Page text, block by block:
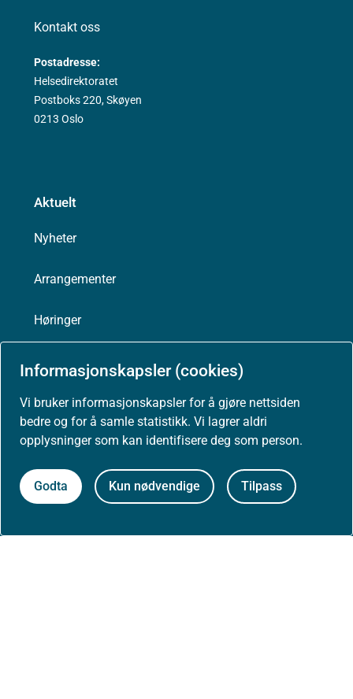
Informasjonskapsler (cookies)
Vi bruker informasjonskapsler for å gjøre nettsiden
bedre og for å samle statistikk. Vi lagrer aldri
opplysninger som kan identifisere deg som person.
Godta Kun nødvendige Tilpass
Kontakt oss
Postadresse:
Helsedirektoratet
Postboks 220, Skøyen
0213 Oslo
Aktuelt
Nyheter
Arrangementer
Høringer
Presse
Om nettstedet
Personvernerklæring